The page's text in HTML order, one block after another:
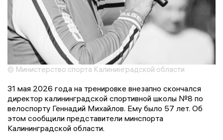
© Министерство спорта Калининградской области
31 мая 2026 года на тренировке внезапно скончался
директор калининградской спортивной школы №8 по
велоспорту Геннадий Михайлов. Ему было 57 лет. Об
этом сообщили представители минспорта
Калининградской области.